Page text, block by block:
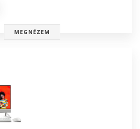
MEGNÉZEM